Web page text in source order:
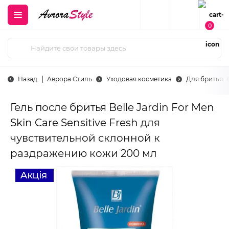
0
Назад Аврора Стиль Уходовая косметика Для бритья
Гель после бритья Belle Jardin For Men
Skin Care Sensitive Fresh для
чувствительной склонной к
раздражению кожи 200 мл